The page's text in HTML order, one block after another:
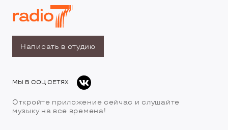
Написать в студию
МЫ В СОЦ СЕТЯХ
Откройте приложение сейчас и слушайте
музыку на все времена!